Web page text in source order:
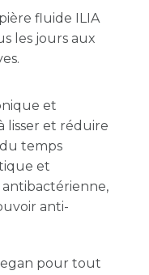
fluide ILIA
les jours aux
et
lisser et réduire
temps
et
anti-
pour tout